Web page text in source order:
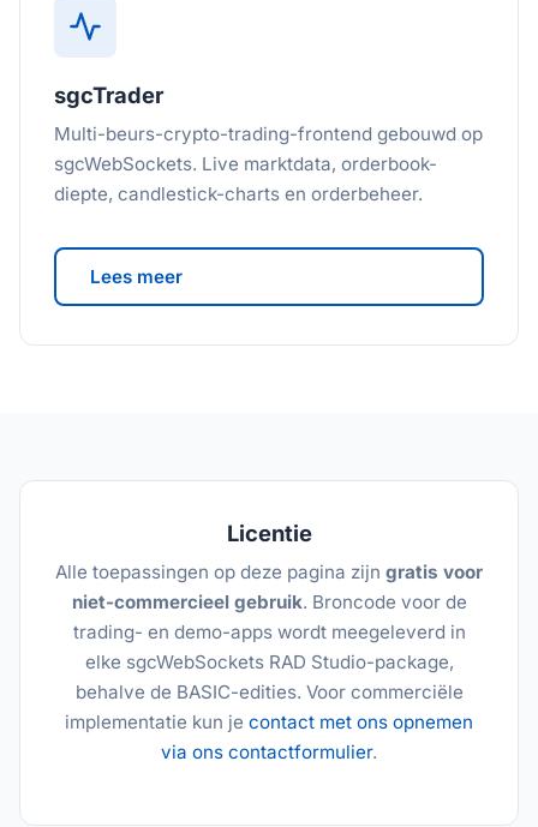
sgcTrader
Multi-beurs-crypto-trading-frontend gebouwd op
sgcWebSockets. Live marktdata, orderbook-
diepte, candlestick-charts en orderbeheer.
Lees meer
Licentie
Alle toepassingen op deze pagina zijn gratis voor
niet-commercieel gebruik. Broncode voor de
trading- en demo-apps wordt meegeleverd in
elke sgcWebSockets RAD Studio-package,
behalve de BASIC-edities. Voor commerciële
implementatie kun je contact met ons opnemen
via ons contactformulier.